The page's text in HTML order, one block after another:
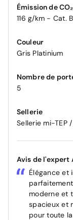
Émission de
116 g/km - Cat. B
Couleur
Gris Platinium
Nombre de
5
Sellerie
Sellerie mi-TEP
Avis de l'expert
Élégance et
moderne et
spacieux et
pour toute